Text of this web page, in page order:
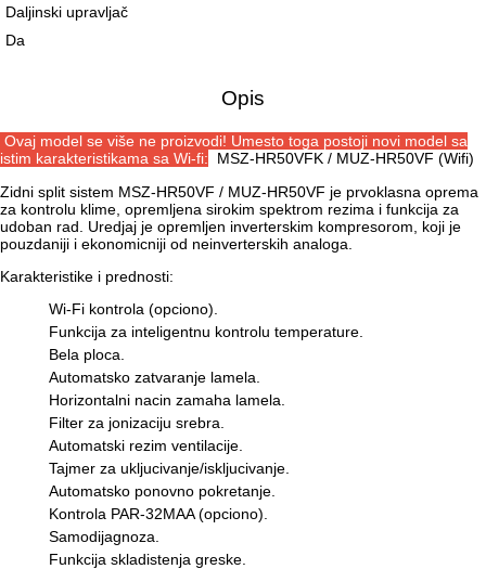
Daljinski upravljač
Da
Opis
Ovaj model se više ne proizvodi! Umesto toga postoji novi model sa
istim karakteristikama sa Wi-fi: MSZ-HR50VFK / MUZ-HR50VF (Wifi)
Zidni split sistem MSZ-HR50VF / MUZ-HR50VF je prvoklasna oprema
za kontrolu klime, opremljena sirokim spektrom rezima i funkcija za
udoban rad. Uredjaj je opremljen inverterskim kompresorom, koji je
pouzdaniji i ekonomicniji od neinverterskih analoga.
Karakteristike i prednosti:
Wi-Fi kontrola (opciono).
Funkcija za inteligentnu kontrolu temperature.
Bela ploca.
Automatsko zatvaranje lamela.
Horizontalni nacin zamaha lamela.
Filter za jonizaciju srebra.
Automatski rezim ventilacije.
Tajmer za ukljucivanje/iskljucivanje.
Automatsko ponovno pokretanje.
Kontrola PAR-32MAA (opciono).
Samodijagnoza.
Funkcija skladistenja greske.